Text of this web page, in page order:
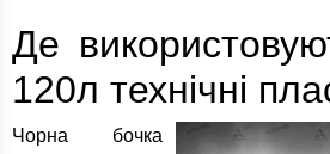
Де
120л технічні
Чорна бочка